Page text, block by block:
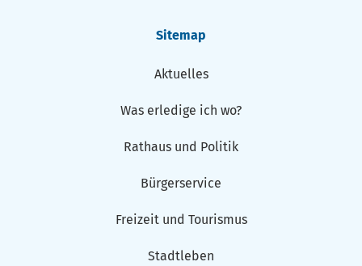
Sitemap
Aktuelles
Was erledige ich wo?
Rathaus und Politik
Bürgerservice
Freizeit und Tourismus
Stadtleben